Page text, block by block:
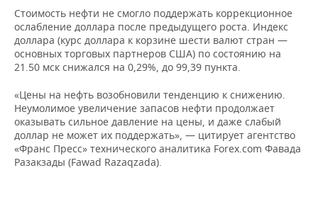
ТЕЛЕКОММУНИКАЦИИ
БИЗНЕС-БРАНЧИ
ONLINE-КОНФЕРЕНЦИИ
ФУТБОЛ
ХОККЕЙ
ВОЛЕЙБОЛ
КИБЕРСПОРТ
НОВОСТИ ОБЩЕСТВА
ВЛАСТЬ
ИСТОРИЯ
КУЛЬТУРА
ФОТОГАЛЕРЕЯ
СЮЖЕТЫ
СПИСОК ПЕРСОН
СПИСОК КОМПАНИЙ
ПОЛНАЯ ВЕРСИЯ
Стоимость нефти не смогло поддержать коррекционное
ослабление доллара после предыдущего роста. Индекс
доллара (курс доллара к корзине шести валют стран —
основных торговых партнеров США) по состоянию на
21.50 мск снижался на 0,29%, до 99,39 пункта.
«Цены на нефть возобновили тенденцию к снижению.
Неумолимое увеличение запасов нефти продолжает
оказывать сильное давление на цены, и даже слабый
доллар не может их поддержать», — цитирует агентство
«Франс Пресс» технического аналитика Forex​.com Фавада
Разакзады (Fawad Razaqzada).